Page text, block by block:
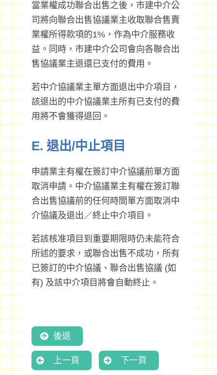
當業權成功聯合出售之後，市建中介公
司將向聯合出售協議業主收取聯合售賣
業權所得款項的1%，作為中介服務收
益。同時，市建中介公司會向各聯合出
售協議業主退還已支付的費用。
若中介協議業主單方面退出中介項目，
該退出的中介協議業主所有已支付的費
用將不會獲得退回。
E. 退出/中止項目
申請業主有權在簽訂中介協議前單方面
取消申請。中介協議業主有權在簽訂聯
合出售協議前的任何時間單方面取消中
介協議及退出／終止中介項目。
若該核准項目到重要期限時仍未能符合
所述的要求，或聯合出售不成功，所有
已簽訂的中介協議、聯合出售協議 (如
有) 及該中介項目將會自動終止。
後退
上一頁 下一頁